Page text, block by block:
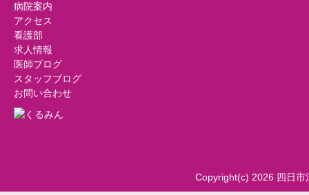
病院案内
アクセス
看護部
求人情報
医師ブログ
スタッフブログ
お問い合わせ
Copyright(c) 2026 四日